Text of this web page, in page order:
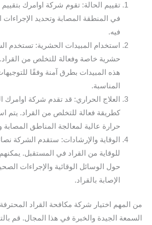
تقييم الحالة: تقوم شركة اوامرك بتقييم
في المنطقة المصابة وتحديد الإجراءات
فيه.
استخدام المبيدات الحشرية: تستخدم
حشرية خاصة وفعالة للتخلص من
هذه المبيدات بطرق آمنة وفقًا
المناسبة.
العلاج الحراري: قد تقدم شركة اوامرك
كطريقة فعالة للتخلص من القراد. يتم
حرارة عالية لمعالجة المناطق المصابة
الوقاية والإرشادات: ستقدم الشركة
للوقاية من القراد في المستقبل.
حول الوسائل الوقائية والإجراءات
الإصابة بالقراد.
من المهم اختيار شركة مكافحة القراد
السمعة الجيدة والخبرة في هذا المجال. قم